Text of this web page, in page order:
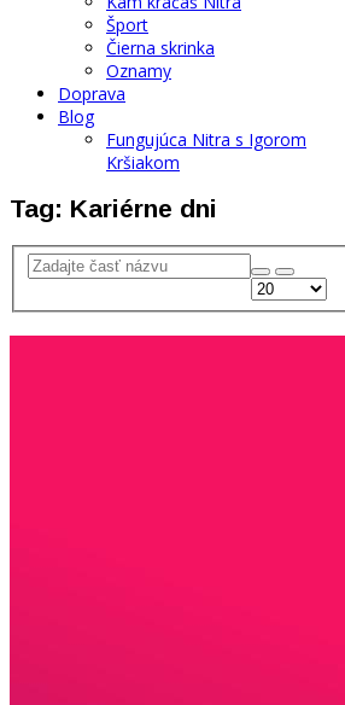
Šport
Čierna skrinka
Oznamy
Doprava
Blog
Fungujúca Nitra s Igorom
Kršiakom
Tag: Kariérne dni